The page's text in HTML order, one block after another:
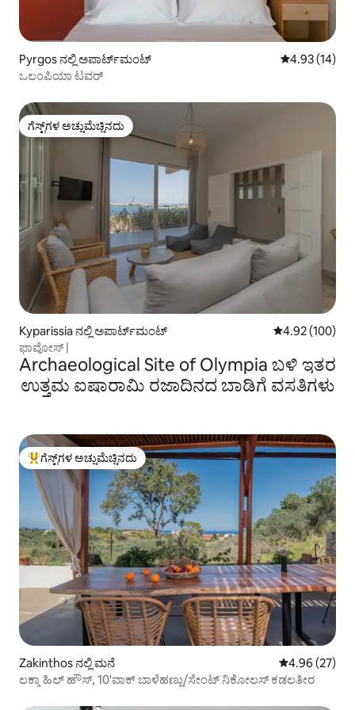
Pyrgos ನಲ್ಲಿ ಅಪಾರ್ಟ್‌ಮಂಟ್ 5 ರಲ್ಲಿ 4.93
4.93 (14)
ಒಲಂಪಿಯಾ ಟವರ್
ಗೆಸ್ಟ್‌ಗಳ ಅಚ್ಚುಮೆಚ್ಚಿನದು
ಗೆಸ್ಟ್‌ಗಳ ಅಚ್ಚುಮೆಚ್ಚಿನದು
Kyparissia ನಲ್ಲಿ ಅಪಾರ್ಟ್‌ಮಂಟ್ 5 ರಲ್ಲಿ 4.92
4.92 (100)
ಫಾವೋಸ್ |
Archaeological Site of Olympia ಬಳಿ ಇತರ
ಉತ್ತಮ ಐಷಾರಾಮಿ ರಜಾದಿನದ ಬಾಡಿಗೆ ವಸತಿಗಳು
ಗೆಸ್ಟ್‌ಗಳಿಗೆ ಅತಿ ಹೆಚ್ಚು ಅಚ್ಚುಮೆಚ್ಚಿನದು
ಗೆಸ್ಟ್‌ಗಳ ಅಚ್ಚುಮೆಚ್ಚಿನದು
Zakinthos ನಲ್ಲಿ ಮನೆ 5 ರಲ್ಲಿ 4.96
4.96 (27)
ಲಕ್ಕಾ ಹಿಲ್ ಹೌಸ್, 10'ವಾಕ್ ಬಾಳೆಹಣ್ಣು/ಸೇಂಟ್ ನಿಕೋಲಸ್ ಕಡಲತೀರ